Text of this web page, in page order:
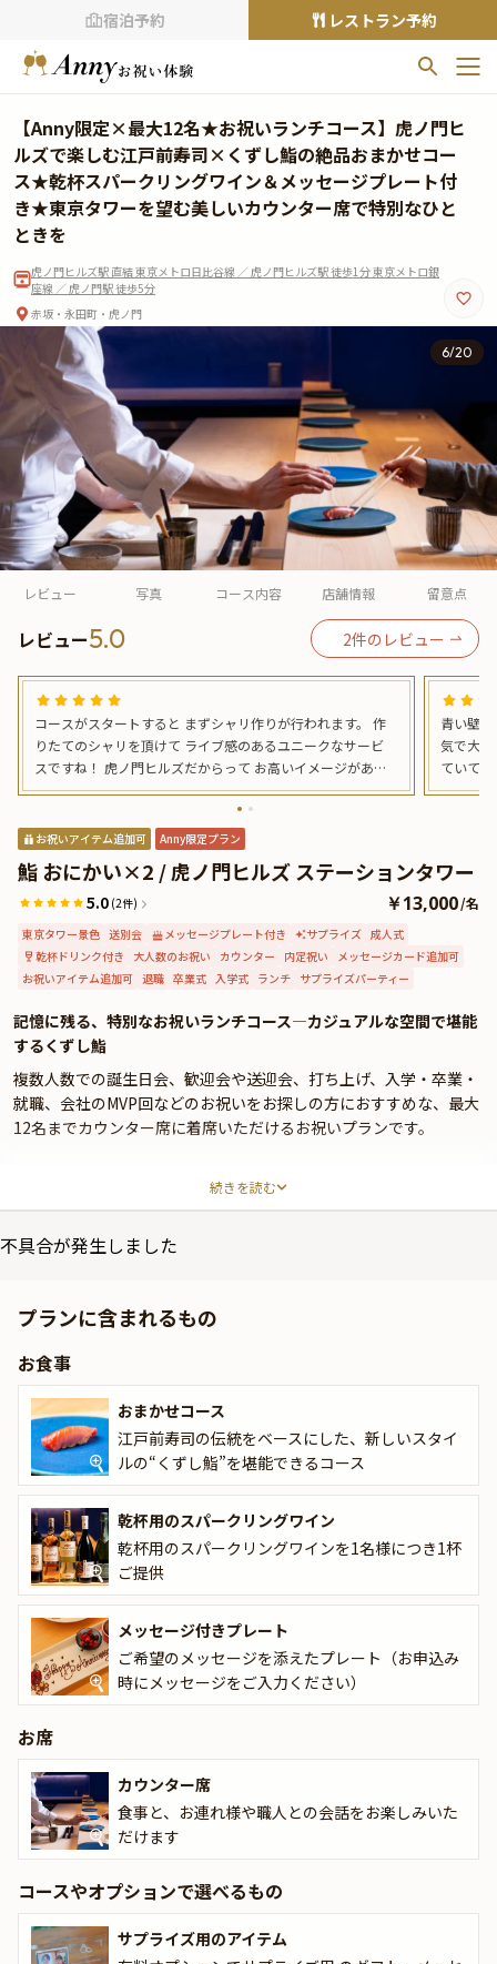
宿泊予約 レストラン予約
お気に入りプラン
お気に入りの登録がありません
プランの をクリックすることで
お気に入りに追加できます。
閲覧履歴
過去に見たお店が最大10件まで表示されます。
TOP
Annyお祝い体験について
Annyお祝いアイテムについて
よくあるご質問
お問い合わせ
【Anny限定×最大12名★お祝いランチコース】虎ノ門ヒ
ルズで楽しむ江戸前寿司×くずし鮨の絶品おまかせコー
ス★乾杯スパークリングワイン＆メッセージプレート付
き★東京タワーを望む美しいカウンター席で特別なひと
ときを
虎ノ門ヒルズ駅 直結 東京メトロ日比谷線 ／ 虎ノ門ヒルズ駅 徒歩1分 東京メトロ銀
座線 ／ 虎ノ門駅 徒歩5分
赤坂・永田町・虎ノ門
6/20
レビュー 写真 コース内容 店舗情報 留意点
レビュー5.0 2件のレビュー
コースがスタートすると まずシャリ作りが行われます。 作
りたてのシャリを頂けて ライブ感のあるユニークなサービ
スですね！ 虎ノ門ヒルズだからって お高いイメージがあり
ましたが お財布にも優しいお鮨です◎ ご馳走様でした♡
青い壁
気で大
ていて
輝いてい
お祝いアイテム追加可 Anny限定プラン
鮨 おにかい×2 / 虎ノ門ヒルズ ステーションタワー
5.0 (2件) ￥13,000/名
東京タワー景色 送別会 メッセージプレート付き サプライズ 成人式
乾杯ドリンク付き
大人数のお祝い カウンター 内定祝い
メッセージカード追加可
お祝いアイテム追加可 退職 卒業式 入学式 ランチ サプライズパーティー
記憶に残る、特別なお祝いランチコース—カジュアルな空間で堪能
するくずし鮨
複数人数での誕生日会、歓迎会や送迎会、打ち上げ、入学・卒業・
就職、会社のMVP回などのお祝いをお探しの方におすすめな、最大
12名までカウンター席に着席いただけるお祝いプランです。
し、虎ノ門ヒルズ駅直結の便利なロケーションを誇る寿司と海鮮料
に対応した「くずし鮨」という新しいスタイルを提案しており、カ
スプランがあります。
15貫の寿司と3品の小皿料理で構成された「おまかせコース」。季
節ごとに厳選された新鮮なネタを使用し、伝統的な寿司の技と現代
的なアレンジが融合した料理は、訪れる人々に新たな驚きと感動を
もたらします。中でも「本マグロの中トロ」「寒ブリの塩〆」「煮
あん肝軍艦」「マグロ手巻き」は、特別な日をさらに彩る至高の一
品です。
さらに、乾杯用のスパークリングワインや、お祝いの日にぴったり
のメッセージ付きプレートもセットになっているため、大切な方と
のひと時がより一層華やかなものに。ワインソムリエ永瀬喜洋氏監
修のワインとともに、料理との絶妙なペアリングを楽しむこともで
き、和食とワインの絶妙なハーモニーを感じられるでしょう。
店内は、海を思わせる美しい青を基調とした落ち着いた空間で、東
京タワーを望む景色が広がるカウンター席が12席。大切な方との特
別な時間を演出する理想的な場所です。どこか肩肘張らずに、洗練
おにかい×2」でお過ごしください。
続きを読む
不具合が発生しました
プランに含まれるもの
お食事
おまかせコース
江戸前寿司の伝統をベースにした、新しいスタイ
ルの“くずし鮨”を堪能できるコース
乾杯用のスパークリングワイン
乾杯用のスパークリングワインを1名様につき1杯
ご提供
メッセージ付きプレート
ご希望のメッセージを添えたプレート（お申込み
時にメッセージをご入力ください）
お席
カウンター席
食事と、お連れ様や職人との会話をお楽しみいた
だけます
コースやオプションで選べるもの
サプライズ用のアイテム